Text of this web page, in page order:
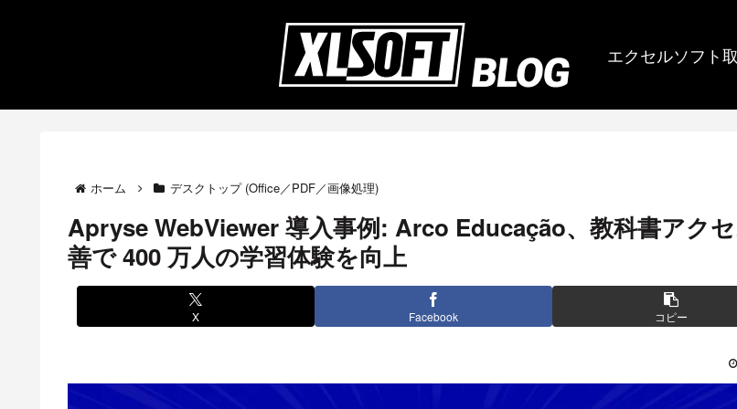
エクセルソフト
ホーム デスクトップ (Office／PDF／画像処理)
Apryse WebViewer 導入事例: Arco Educação、教科書アク
善で 400 万人の学習体験を向上
X Facebook コピー